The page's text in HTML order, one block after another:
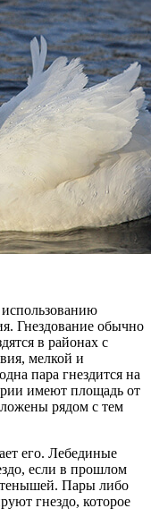
использованию
Гнездование обычно
в районах с
мелкой и
пара гнездится на
имеют площадь от
рядом с тем
его. Лебединые
если в прошлом
Пары либо
гнездо, которое